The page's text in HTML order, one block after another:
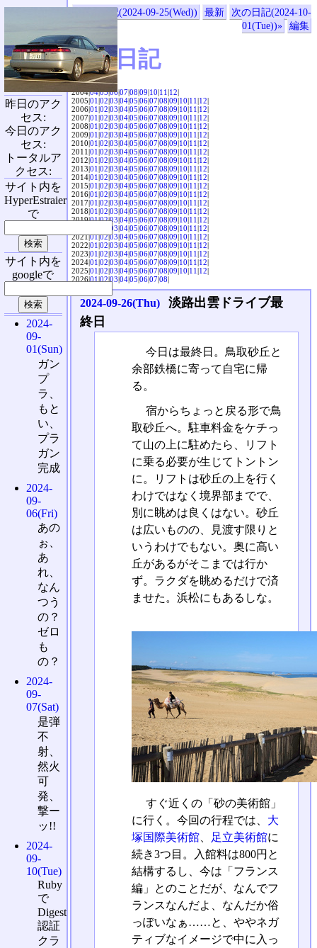
«前の日記(2024-09-25(Wed)) 最新
次の日記(2024-10-
01(Tue))»
編集
SVX日記
2004|04|05|06|07|08|09|10|11|12|
2005|01|02|03|04|05|06|07|08|09|10|11|12|
2006|01|02|03|04|05|06|07|08|09|10|11|12|
2007|01|02|03|04|05|06|07|08|09|10|11|12|
2008|01|02|03|04|05|06|07|08|09|10|11|12|
2009|01|02|03|04|05|06|07|08|09|10|11|12|
2010|01|02|03|04|05|06|07|08|09|10|11|12|
2011|01|02|03|04|05|06|07|08|09|10|11|12|
2012|01|02|03|04|05|06|07|08|09|10|11|12|
2013|01|02|03|04|05|06|07|08|09|10|11|12|
2014|01|02|03|04|05|06|07|08|09|10|11|12|
2015|01|02|03|04|05|06|07|08|09|10|11|12|
2016|01|02|03|04|05|06|07|08|09|10|11|12|
2017|01|02|03|04|05|06|07|08|09|10|11|12|
2018|01|02|03|04|05|06|07|08|09|10|11|12|
2019|01|02|03|04|05|06|07|08|09|10|11|12|
03|04|05|06|07|08|09|10|11|12|
2021|01|02|03|04|05|06|07|08|09|10|11|12|
2022|01|02|03|04|05|06|07|08|09|10|11|12|
2023|01|02|03|04|05|06|07|08|09|10|11|12|
2024|01|02|03|04|05|06|07|08|09|10|11|12|
2025|01|02|03|04|05|06|07|08|09|10|11|12|
2026|01|02|03|04|05|06|07|08|
2024-09-26(Thu)
淡路出雲ドライブ最
終日
今日は最終日。鳥取砂丘と
余部鉄橋に寄って自宅に帰
る。
宿からちょっと戻る形で鳥
取砂丘へ。駐車料金をケチっ
て山の上に駐めたら、リフト
に乗る必要が生じてトントン
に。リフトは砂丘の上を行く
わけではなく境界部までで、
別に眺めは良くはない。砂丘
は広いものの、見渡す限りと
いうわけでもない。奥に高い
丘があるがそこまでは行か
ず。ラクダを眺めるだけで済
ませた。浜松にもあるしな。
すぐ近くの「砂の美術館」
に行く。今回の行程では、 大
塚国際美術館、 足立美術館に
続き3つ目。入館料は800円と
結構するし、今は「フランス
編」とのことだが、なんでフ
ランスなんだよ、なんだか俗
っぽいなぁ……と、ややネガ
ティブなイメージで中に入っ
昨日のアク
セス:
今日のアク
セス:
トータルア
クセス:
サイト内を
HyperEstraier
で
サイト内を
googleで
2024-
09-
01(Sun)
ガン
プ
ラ、
もと
い、
プラ
ガン
完成
2024-
09-
06(Fri)
あの
ぉ、
あ
れ、
なん
つう
の？
ゼロ
も
の？
2024-
09-
07(Sat)
是弾
不
射、
然火
可
発、
撃ー
ッ!!
2024-
09-
10(Tue)
Ruby
で
Digest
認証
クラ